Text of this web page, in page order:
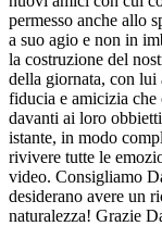
permesso anche allo
a suo agio e non in
la costruzione del
della giornata, con lui
fiducia e amicizia che
davanti ai loro
istante, in modo
rivivere tutte le
video. Consigliamo
desiderano avere un
naturalezza! Grazie